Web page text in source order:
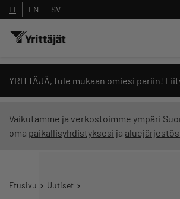
FI EN SV
YRITTÄJÄ, tule mukaan omiesi pariin!
Vaikutamme ja verkostoimme ympäri
oma paikallisyhdistyksesi ja
Etusivu Uutiset
Hae sivustolta tai kysy
Yrittäjien tekoälyltä
Suodata hakutuloksia: näytä kaikki